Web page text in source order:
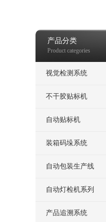
产品分类
Product categories
视觉检测系统
不干胶贴标机
自动贴标机
装箱码垛系统
自动包装生产线
自动灯检机系列
产品追溯系统